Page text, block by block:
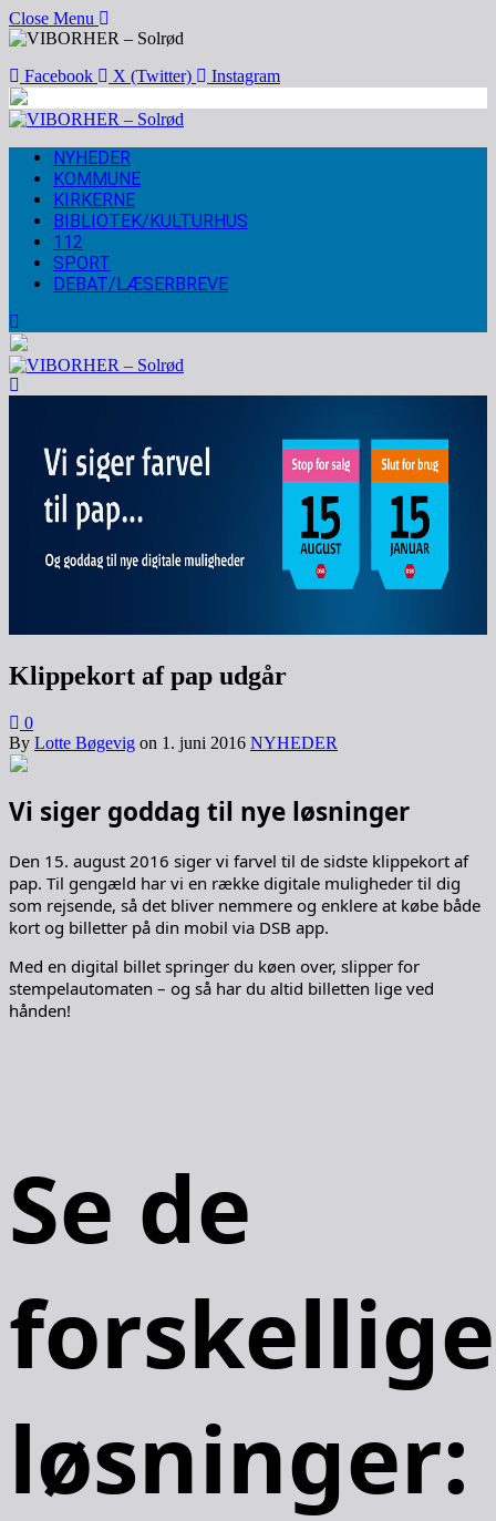
Close Menu
Facebook X (Twitter) Instagram
NYHEDER
KOMMUNE
KIRKERNE
BIBLIOTEK/KULTURHUS
112
SPORT
DEBAT/LÆSERBREVE
Klippekort af pap udgår
0
By Lotte Bøgevig on 1. juni 2016 NYHEDER
Vi siger goddag til nye løsninger
Den 15. august 2016 siger vi farvel til de sidste klippekort af
pap. Til gengæld har vi en række digitale muligheder til dig
som rejsende, så det bliver nemmere og enklere at købe både
kort og billetter på din mobil via DSB app.
Med en digital billet springer du køen over, slipper for
stempelautomaten – og så har du altid billetten lige ved
hånden!
Se de
forskellige
løsninger: